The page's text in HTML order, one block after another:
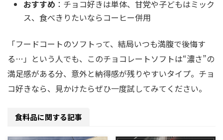
おすすめ ：チョコ好きは単体、甘党や子どもはミック
ス、食べきりたいならコーヒー併用
「フードコートのソフトって、結局いつも満腹で後悔す
る…」という人でも、このチョコレートソフトは“濃さ”の
満足感がある分、意外と納得感が残りやすいタイプ。チョ
コ好きなら、見かけたらぜひ一度試してみてください。
食料品に関する記事